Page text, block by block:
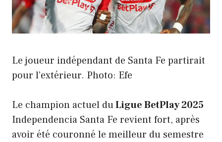
Le joueur indépendant de Santa Fe partirait
pour l’extérieur. Photo: Efe
Le champion actuel duLigue BetPlay 2025
Independencia Santa Fe revient fort, après
avoir été couronné le meilleur du semestre